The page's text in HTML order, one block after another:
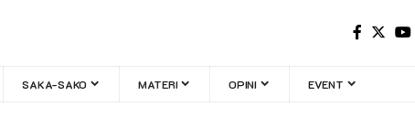
SAKA-SAKO MATERI OPINI EVENT